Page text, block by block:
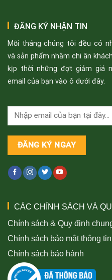
ĐĂNG KÝ NHẬN TIN
Mỗi tháng chúng tôi đều có
và sản phẩm nhằm chi ân
kịp thời những đợt giảm giá
email của bạn vào ô dưới đây.
CÁC CHÍNH SÁCH VÀ
Chính sách & Quy định
Chính sách bảo mật thông tin
Chính sách bảo hành